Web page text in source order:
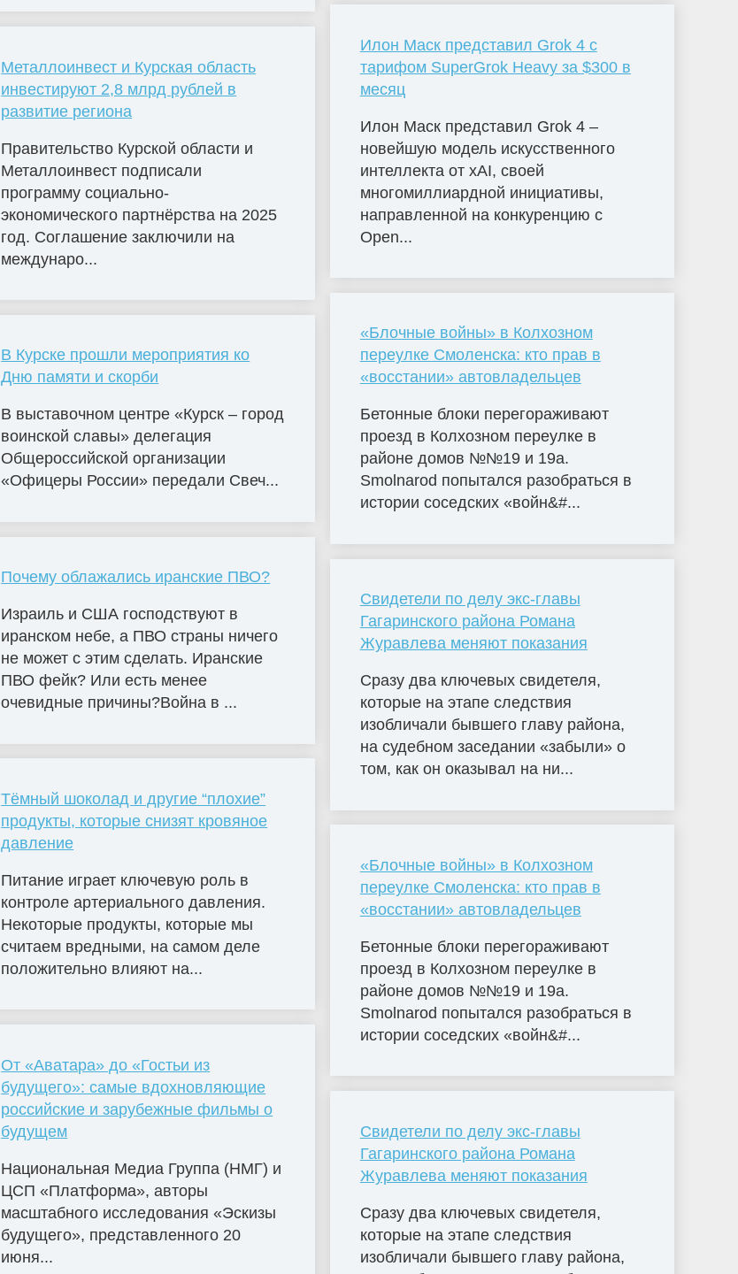
Металлоинвест и Курская область
инвестируют 2,8 млрд рублей в
развитие региона
Правительство Курской области и
Металлоинвест подписали
программу социально-
экономического партнёрства на 2025
год. Соглашение заключили на
междунаро...
В Курске прошли мероприятия ко
Дню памяти и скорби
В выставочном центре «Курск – город
воинской славы» делегация
Общероссийской организации
«Офицеры России» передали Свеч...
Почему облажались иранские ПВО?
Израиль и США господствуют в
иранском небе, а ПВО страны ничего
не может с этим сделать. Иранские
ПВО фейк? Или есть менее
очевидные причины?Война в ...
Тёмный шоколад и другие “плохие”
продукты, которые снизят кровяное
давление
Питание играет ключевую роль в
контроле артериального давления.
Некоторые продукты, которые мы
считаем вредными, на самом деле
положительно влияют на...
От «Аватара» до «Гостьи из
будущего»: самые вдохновляющие
российские и зарубежные фильмы о
будущем
Национальная Медиа Группа (НМГ) и
ЦСП «Платформа», авторы
масштабного исследования «Эскизы
будущего», представленного 20
июня...
Илон Маск представил Grok 4 с
тарифом SuperGrok Heavy за $300 в
месяц
Илон Маск представил Grok 4 –
новейшую модель искусственного
интеллекта от xAI, своей
многомиллиардной инициативы,
направленной на конкуренцию с
Open...
«Блочные войны» в Колхозном
переулке Смоленска: кто прав в
«восстании» автовладельцев
Бетонные блоки перегораживают
проезд в Колхозном переулке в
районе домов №№19 и 19а.
Smolnarod попытался разобраться в
истории соседских «войн&#...
Свидетели по делу экс-главы
Гагаринского района Романа
Журавлева меняют показания
Сразу два ключевых свидетеля,
которые на этапе следствия
изобличали бывшего главу района,
на судебном заседании «забыли» о
том, как он оказывал на ни...
«Блочные войны» в Колхозном
переулке Смоленска: кто прав в
«восстании» автовладельцев
Бетонные блоки перегораживают
проезд в Колхозном переулке в
районе домов №№19 и 19а.
Smolnarod попытался разобраться в
истории соседских «войн&#...
Свидетели по делу экс-главы
Гагаринского района Романа
Журавлева меняют показания
Сразу два ключевых свидетеля,
которые на этапе следствия
изобличали бывшего главу района,